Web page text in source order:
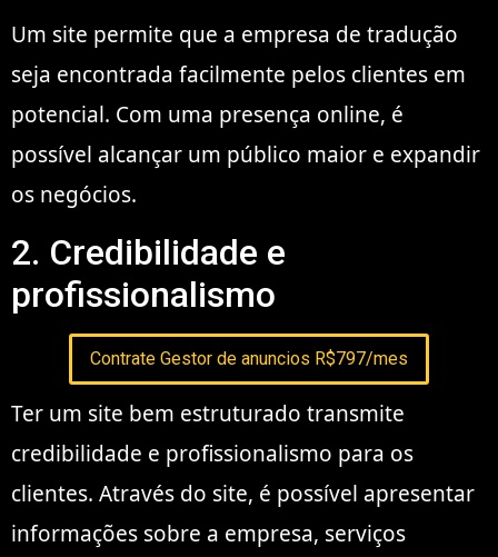
Um site permite que a empresa de tradução
seja encontrada facilmente pelos clientes em
potencial. Com uma presença online, é
possível alcançar um público maior e expandir
os negócios.
2. Credibilidade e
profissionalismo
Contrate Gestor de anuncios R$797/mes
Ter um site bem estruturado transmite
credibilidade e profissionalismo para os
clientes. Através do site, é possível apresentar
informações sobre a empresa, serviços